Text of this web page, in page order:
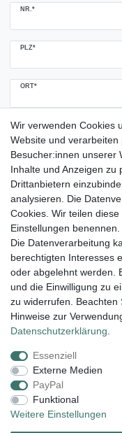
NR.*
PLZ*
ORT*
LAND
Lieferung und
Impressum
Widerrufs­recht
Zahlungsarten:
Wir verwenden Cookies
Website und
Besucher:innen unserer
Inhalte und Anzeigen zu
Drittanbietern
analysieren. Die
Cookies. Wir teilen
Einstellungen benennen.
Die Datenverarbeitung
berechtigten Interesses
oder abgelehnt werden.
und die Einwilligung zu
zu widerrufen. Beachten
Hinweise zur
Daten­schutz­erklärung
Essenziell
Externe Medien
PayPal
Funktional
Weitere Einstellungen